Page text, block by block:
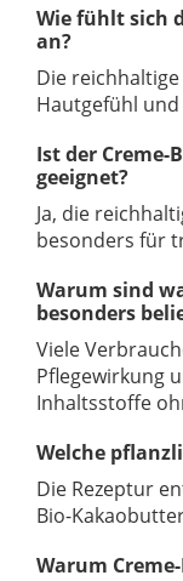
Wie fühlt sich
an?
Die
Hautgefühl
Ist der
geeignet?
Ja, die
besonders für
Warum sind
besonders
Viele
Pflegewirkung
Inhaltsstoffe
Welche
Die Rezeptur
Bio-
Warum